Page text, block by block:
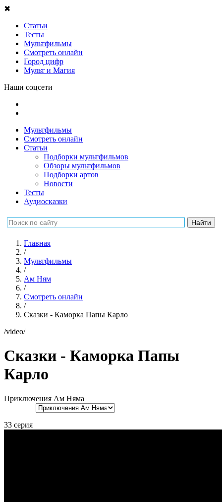
✖
Статьи
Тесты
Мультфильмы
Смотреть онлайн
Город цифр
Мульт и Магия
Наши соцсети
Мультфильмы
Смотреть онлайн
Статьи
Подборки мультфильмов
Обзоры мультфильмов
Подборки артов
Новости
Тесты
Аудиосказки
Главная
/
Мультфильмы
/
Ам Ням
/
Смотреть онлайн
/
Сказки - Каморка Папы Карло
/video/
Сказки - Каморка Папы
Карло
Приключения Ам Няма
33 серия